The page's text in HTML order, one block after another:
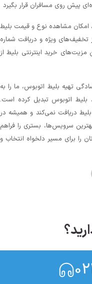
پیش روی مسافران قرار بگیرد
امکان مشاهده نوع و قیمت بلیط
ویژه و دریافت شماره‌
مزیت‌های خرید اینترنتی بلیط از
کنار پشتیبانی‌ ۲۴ ساعته و سادگی تهیه بلیط اتوبوس، ما را به
بلیط اتوبوس تبدیل کرده است.
خرید بلیط دریافت نمی‌کند و همیشه در
سرویس‌ها، بستری را فراهم
را برای مسیر دلخواه انتخاب و